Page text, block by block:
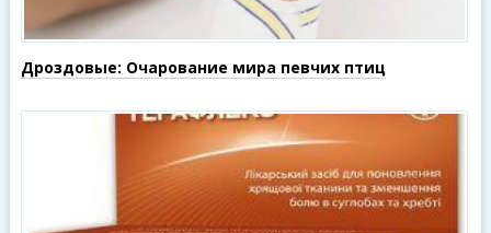
Дроздовые: Очарование мира певчих птиц